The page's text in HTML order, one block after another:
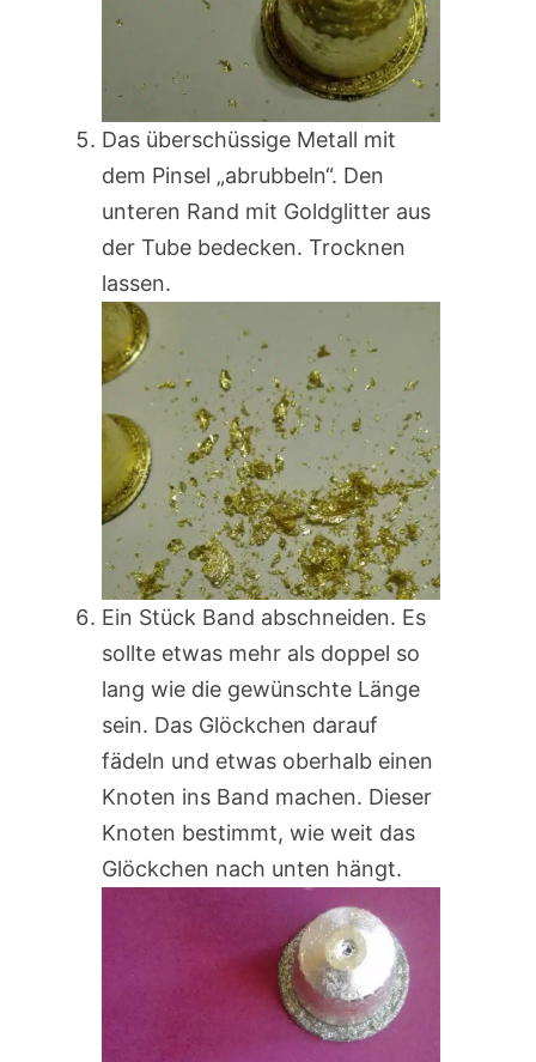
Das überschüssige Metall mit
dem Pinsel „abrubbeln“. Den
unteren Rand mit Goldglitter aus
der Tube bedecken. Trocknen
lassen.
Ein Stück Band abschneiden. Es
sollte etwas mehr als doppel so
lang wie die gewünschte Länge
sein. Das Glöckchen darauf
fädeln und etwas oberhalb einen
Knoten ins Band machen. Dieser
Knoten bestimmt, wie weit das
Glöckchen nach unten hängt.